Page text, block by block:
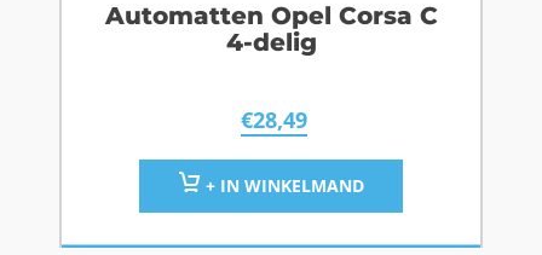
Automatten Opel Corsa C
4-delig
€28,49
+ IN WINKELMAND